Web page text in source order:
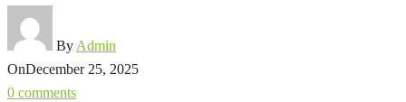
By Admin
OnDecember 25, 2025
0 comments